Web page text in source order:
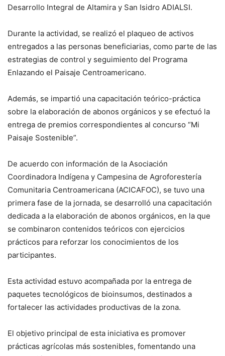
Desarrollo Integral de Altamira y San Isidro ADIALSI.
Durante la actividad, se realizó el plaqueo de activos
entregados a las personas beneficiarias, como parte de las
estrategias de control y seguimiento del Programa
Enlazando el Paisaje Centroamericano.
Además, se impartió una capacitación teórico-práctica
sobre la elaboración de abonos orgánicos y se efectuó la
entrega de premios correspondientes al concurso “Mi
Paisaje Sostenible”.
De acuerdo con información de la Asociación
Coordinadora Indígena y Campesina de Agroforestería
Comunitaria Centroamericana (ACICAFOC), se tuvo una
primera fase de la jornada, se desarrolló una capacitación
dedicada a la elaboración de abonos orgánicos, en la que
se combinaron contenidos teóricos con ejercicios
prácticos para reforzar los conocimientos de los
participantes.
Esta actividad estuvo acompañada por la entrega de
paquetes tecnológicos de bioinsumos, destinados a
fortalecer las actividades productivas de la zona.
El objetivo principal de esta iniciativa es promover
prácticas agrícolas más sostenibles, fomentando una